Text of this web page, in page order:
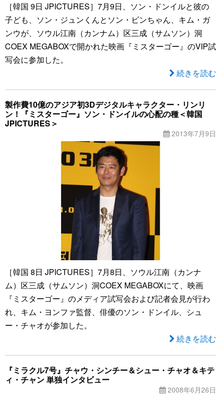
［韓国 9日 JPICTURES］7月9日、ソン・ドンイルと彼の
子ども、ソン・ジュンくんとソン・ビンちゃん、キム・ガ
ンウが、ソウル江南（カンナム）区三成（サムソン）洞
COEX MEGABOXで開かれた映画『ミスターゴー』のVIP試
写会に参加した。
続きを読む
製作費10億のアジア初3Dデジタルキャラクター・リンリ
ン！『ミスターゴー』ソン・ドンイルの心配の種＜韓国
JPICTURES＞
2013年7月9日
［韓国 8日 JPICTURES］7月8日、ソウル江南（カンナ
ム）区三成（サムソン）洞COEX MEGABOXにて、映画
『ミスターゴー』のメディア試写会および記者会見が行わ
れ、キム・ヨンファ監督、俳優のソン・ドンイル、シュ
ー・チャオが参加した。
続きを読む
『ミラクル7号』チャウ・シンチー＆シュー・チャオ＆キテ
ィ・チャン 単独インタビュー
2008年6月26日